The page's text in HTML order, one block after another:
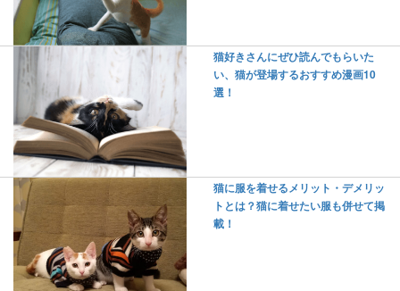
猫好きさんにぜひ読んでもらいた
い、猫が登場するおすすめ漫画10
選！
猫に服を着せるメリット・デメリッ
トとは？猫に着せたい服も併せて掲
載！